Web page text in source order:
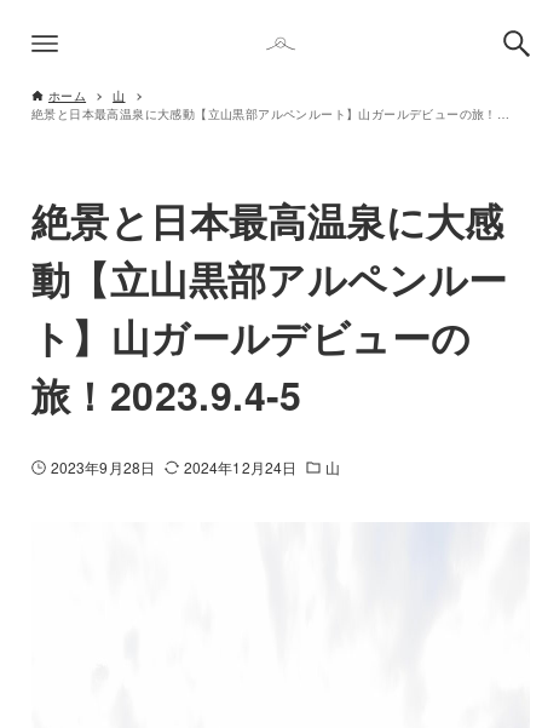
ホーム
山
絶景と日本最高温泉に大感動【立山黒部アルペンルート】山ガールデビューの旅！2023.9.4-5
絶景と日本最高温泉に大感
動【立山黒部アルペンルー
ト】山ガールデビューの
旅！2023.9.4-5
2023年9月28日 2024年12月24日 山